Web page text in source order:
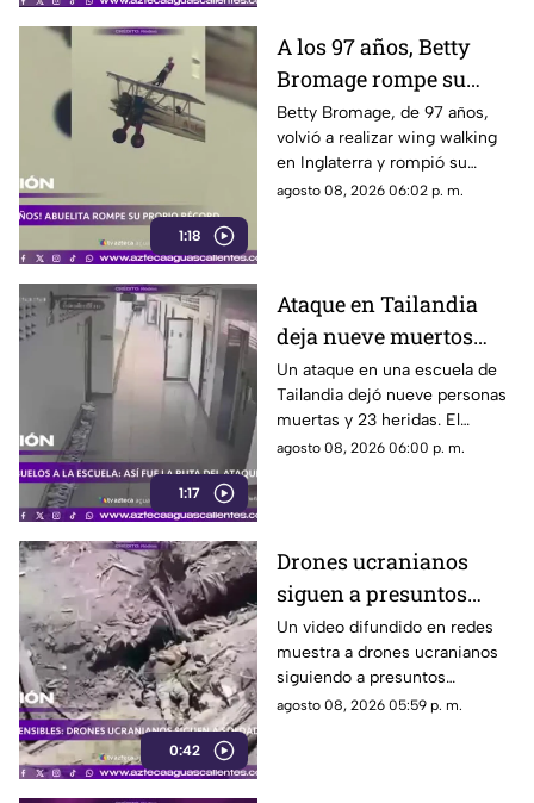
1:18
A los 97 años, Betty
Bromage rompe su
propio récord Guinness
en las alturas
Betty Bromage, de 97 años,
volvió a realizar wing walking
en Inglaterra y rompió su
propio récord Guinness tras
agosto 08, 2026 06:02 p. m.
1:17
Ataque en Tailandia
deja nueve muertos
tras agresión en una
escuela
Un ataque en una escuela de
Tailandia dejó nueve personas
muertas y 23 heridas. El
presunto agresor, de 14 años,
agosto 08, 2026 06:00 p. m.
0:42
Drones ucranianos
siguen a presuntos
soldados rusos durante
varias horas
Un video difundido en redes
muestra a drones ucranianos
siguiendo a presuntos
soldados rusos antes de un
agosto 08, 2026 05:59 p. m.